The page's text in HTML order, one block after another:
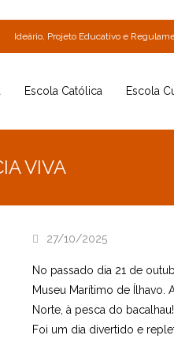
Ideário, Projeto Educativo e
Escola Católica Escola
VIVA
27/10/2025
No passado dia 21 de
Museu Marítimo de Ílhavo.
Norte, à pesca do bacalhau!
Foi um dia divertido e